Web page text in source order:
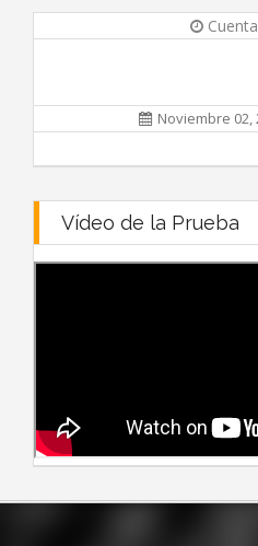
Noviembre 02,
Vídeo de la Prueba